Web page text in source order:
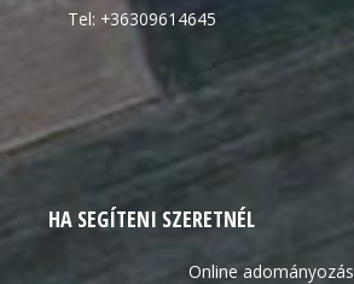
Tel: +36309614645
HA SEGÍTENI SZERETNÉL
Online adományozás